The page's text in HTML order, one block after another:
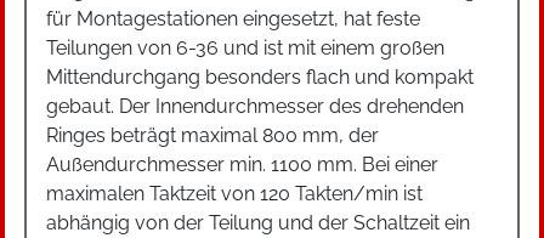
für Montagestationen eingesetzt, hat feste
Teilungen von 6-36 und ist mit einem großen
Mittendurchgang besonders flach und kompakt
gebaut. Der Innendurchmesser des drehenden
Ringes beträgt maximal 800 mm, der
Außendurchmesser min. 1100 mm. Bei einer
maximalen Taktzeit von 120 Takten/min ist
abhängig von der Teilung und der Schaltzeit ein